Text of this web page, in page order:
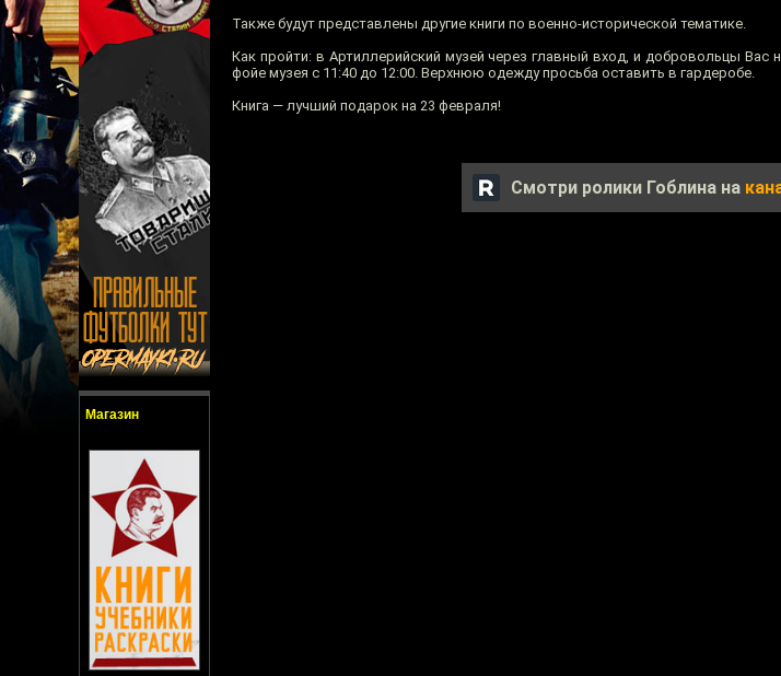
Магазин
Также будут представлены другие книги по военно-исторической тематике.
Как пройти: в Артиллерийский музей через главный вход, и добровольцы
фойе музея с 11:40 до 12:00. Верхнюю одежду просьба оставить в гардеробе.
Книга — лучший подарок на 23 февраля!
Смотри ролики Гоблина на